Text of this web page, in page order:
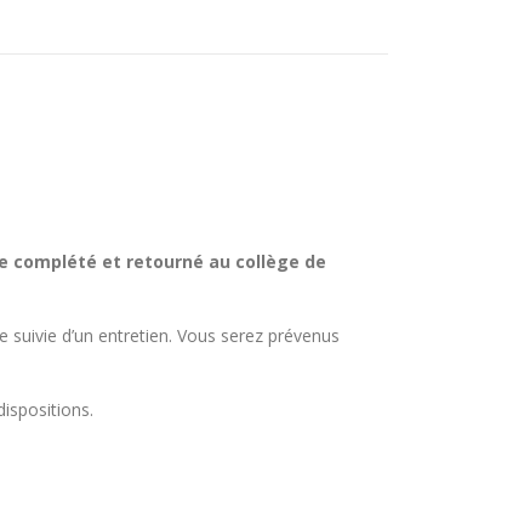
complété et retourné au collège de
d’un entretien. Vous serez prévenus